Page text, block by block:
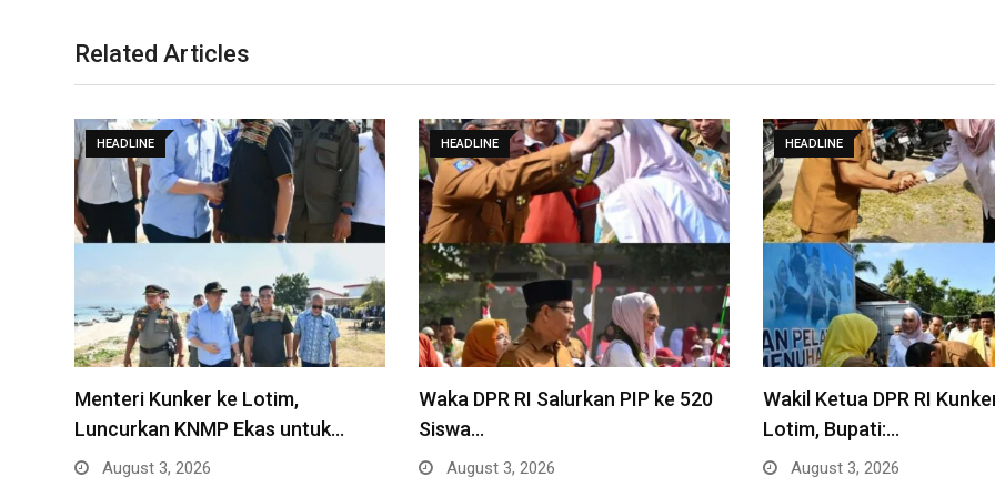
Related Articles
HEADLINE
Menteri Kunker ke Lotim,
Luncurkan KNMP Ekas untuk…
August 3, 2026
HEADLINE
Waka DPR RI Salurkan PIP ke 520
Siswa…
August 3, 2026
HEADLINE
Wakil Ketua DPR RI
Lotim, Bupati:…
August 3, 2026